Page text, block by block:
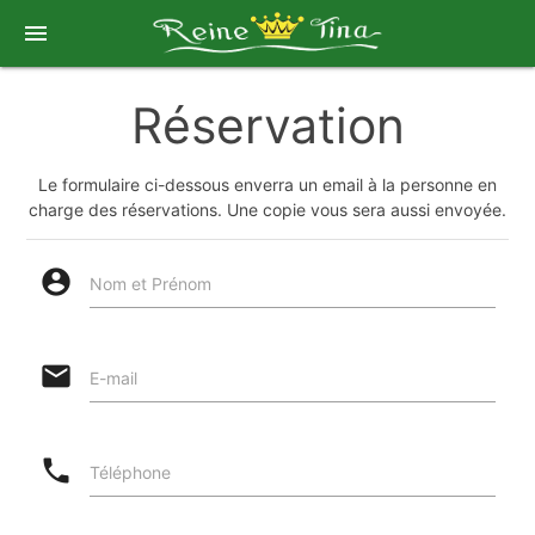
menu
Réservation
Le formulaire ci-dessous enverra un email à la personne en
charge des réservations. Une copie vous sera aussi envoyée.
account_circle Nom et Prénom
email E-mail
phone Téléphone